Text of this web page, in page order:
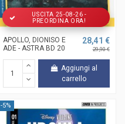
USCITA 25-08-26 -
PREORDINA ORA!
APOLLO, DIONISO E
ADE - ASTRA BD 20
28,41 €
29,90 €
Aggiungi al
carrello
-5%